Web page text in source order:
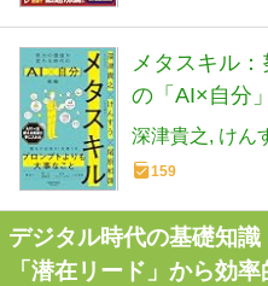
メタスキル
の「AI×自分
深津貴之 けん
159
デジタル時代の基礎知
「潜在リード」から効